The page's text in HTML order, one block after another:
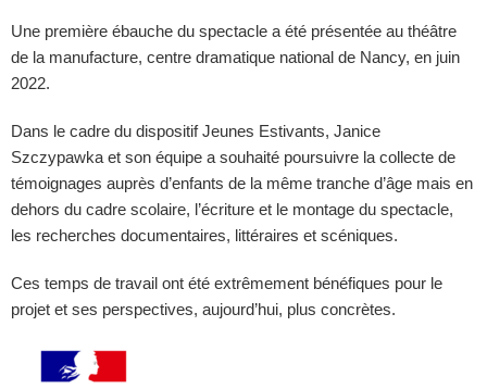
Une première ébauche du spectacle a été présentée au théâtre
de la manufacture, centre dramatique national de Nancy, en juin
2022.
Dans le cadre du dispositif Jeunes Estivants, Janice
Szczypawka et son équipe a souhaité poursuivre la collecte de
témoignages auprès d’enfants de la même tranche d’âge mais en
dehors du cadre scolaire, l’écriture et le montage du spectacle,
les recherches documentaires, littéraires et scéniques.
Ces temps de travail ont été extrêmement bénéfiques pour le
projet et ses perspectives, aujourd’hui, plus concrètes.